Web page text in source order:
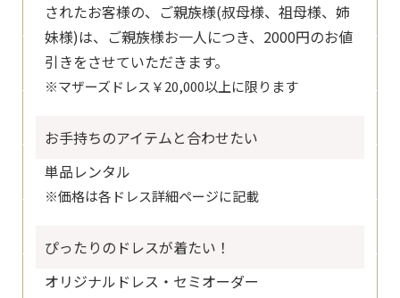
されたお客様の、 ご親族様(叔母様、祖母様、姉
妹様)は、ご親族様お一人につき、2000円のお値
引きをさせていただきます。
※マザーズドレス￥20,000以上に限ります
お手持ちのアイテムと合わせたい
単品レンタル
※価格は各ドレス詳細ページに記載
ぴったりのドレスが着たい！
オリジナルドレス・セミオーダー